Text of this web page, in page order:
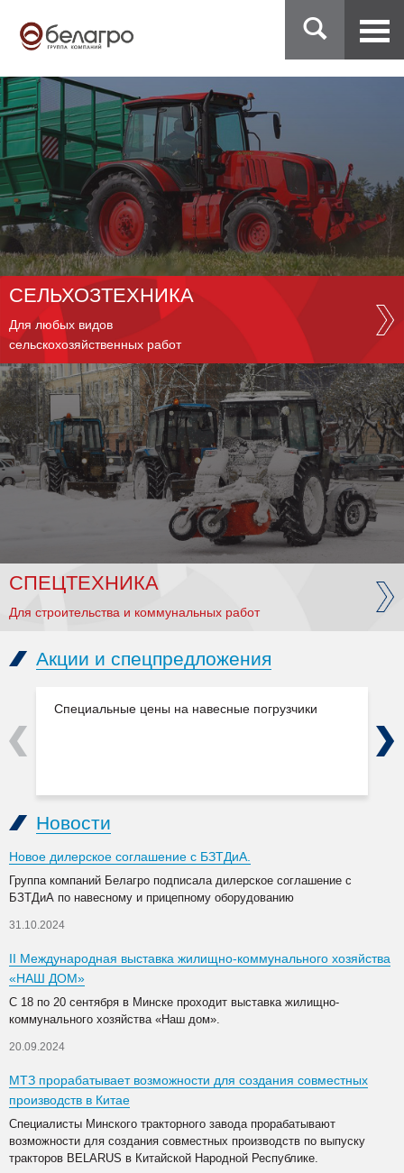
СЕЛЬХОЗТЕХНИКА
Для любых видов
сельскохозяйственных работ
СПЕЦТЕХНИКА
Для строительства и коммунальных работ
Акции и спецпредложения
Специальные цены на навесные погрузчики
Previous Next
Новости
Новое дилерское соглашение с БЗТДиА.
Группа компаний Белагро подписала дилерское соглашение с
БЗТДиА по навесному и прицепному оборудованию
31.10.2024
II Международная выставка жилищно-коммунального хозяйства
«НАШ ДОМ»
С 18 по 20 сентября в Минске проходит выставка жилищно-
коммунального хозяйства «Наш дом».
20.09.2024
МТЗ прорабатывает возможности для создания совместных
производств в Китае
Специалисты Минского тракторного завода прорабатывают
возможности для создания совместных производств по выпуску
тракторов BELARUS в Китайской Народной Республике.